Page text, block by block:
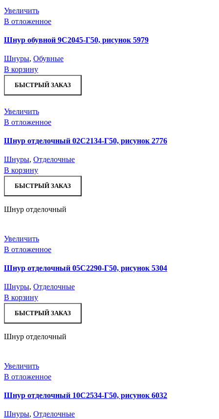
Увеличить
В отложенное
Шнур обувной 9С2045-Г50, рисунок 5979
Шнуры, Обувные
В корзину
БЫСТРЫЙ ЗАКАЗ
Увеличить
В отложенное
Шнур отделочный 02С2134-Г50, рисунок 2776
Шнуры, Отделочные
В корзину
БЫСТРЫЙ ЗАКАЗ
Шнур отделочный
Увеличить
В отложенное
Шнур отделочный 05С2290-Г50, рисунок 5304
Шнуры, Отделочные
В корзину
БЫСТРЫЙ ЗАКАЗ
Шнур отделочный
Увеличить
В отложенное
Шнур отделочный 10С2534-Г50, рисунок 6032
Шнуры, Отделочные